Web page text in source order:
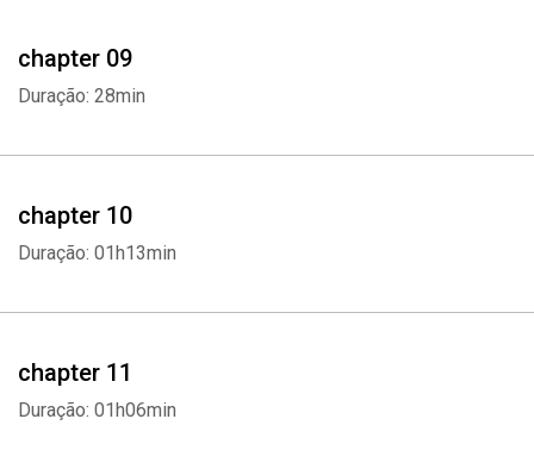
chapter 09
Duração: 28min
chapter 10
Duração: 01h13min
chapter 11
Duração: 01h06min